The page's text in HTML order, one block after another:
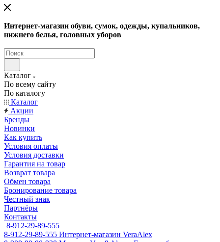
Интернет-магазин обуви, сумок, одежды, купальников,
нижнего белья, головных уборов
Каталог
По всему сайту
По каталогу
Каталог
Акции
Бренды
Новинки
Как купить
Условия оплаты
Условия доставки
Гарантия на товар
Возврат товара
Обмен товара
Бронирование товара
Честный знак
Партнёры
Контакты
8-912-29-89-555
8-912-29-89-555 Интернет-магазин VeraAlex